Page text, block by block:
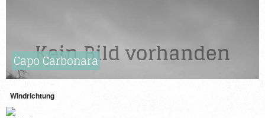
Capo Carbonara
Windrichtung